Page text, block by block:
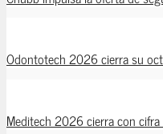
Odontotech 2026 cierra su
Meditech 2026 cierra con